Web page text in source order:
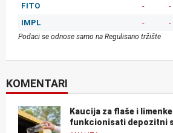
FITO
- -
IMPL
- -
Podaci se odnose samo na Regulisano tržište
KOMENTARI
Kaucija za flaše i
funkcionisati depozitni